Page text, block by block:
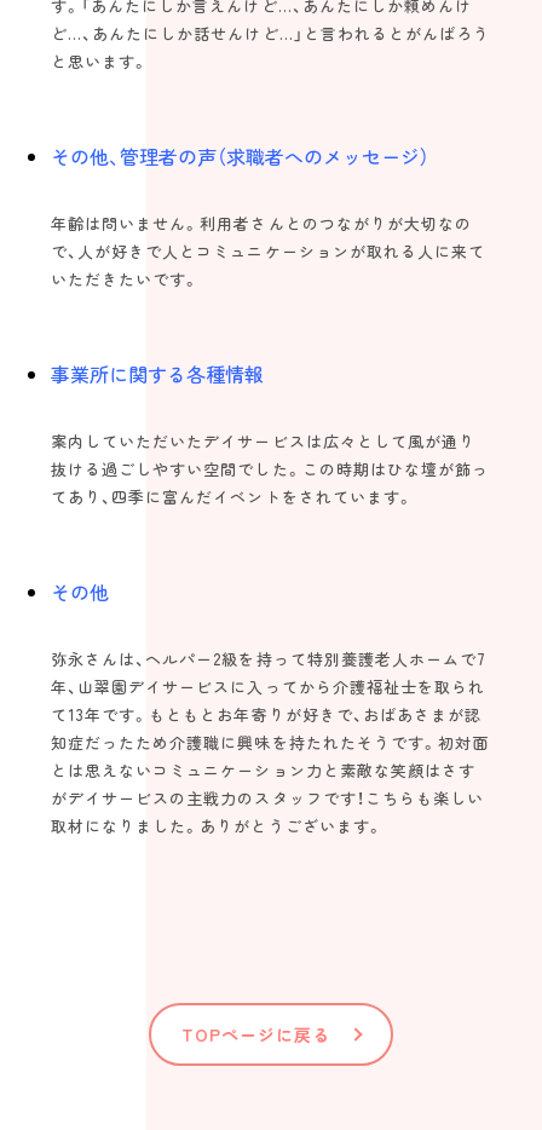
す。「あんたにしか言えんけど…、あんたにしか頼めんけ
ど…、あんたにしか話せんけど…」と言われるとがんばろう
と思います。
その他、管理者の声（求職者へのメッセージ）
年齢は問いません。利用者さんとのつながりが大切なの
で、人が好きで人とコミュニケーションが取れる人に来て
いただきたいです。
事業所に関する各種情報
案内していただいたデイサービスは広々として風が通り
抜ける過ごしやすい空間でした。この時期はひな壇が飾っ
てあり、四季に富んだイベントをされています。
その他
弥永さんは、ヘルパー2級を持って特別養護老人ホームで7
年、山翠園デイサービスに入ってから介護福祉士を取られ
て13年です。もともとお年寄りが好きで、おばあさまが認
知症だったため介護職に興味を持たれたそうです。初対面
とは思えないコミュニケーション力と素敵な笑顔はさす
がデイサービスの主戦力のスタッフです！こちらも楽しい
取材になりました。ありがとうございます。
TOPページに戻る